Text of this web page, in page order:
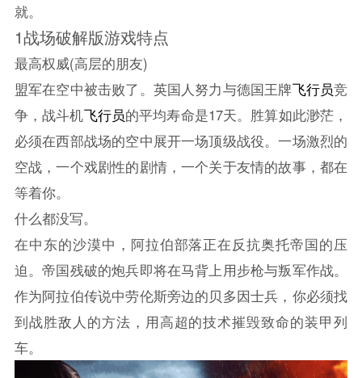
就。
1战场破解版游戏特点
最高权威(高层的朋友)
盟军在空中被击败了。英国人努力与德国王牌飞行员竞
争，战斗机飞行员的平均寿命是17天。胜算如此渺茫，
必须在西部战场的空中展开一场顶级战役。一场激烈的
空战，一个戏剧性的剧情，一个关于友情的故事，都在
等着你。
什么都没写。
在中东的沙漠中，阿拉伯部落正在反抗奥托帝国的压
迫。帝国残破的炮兵即将在马背上用步枪与叛军作战。
作为阿拉伯传说中劳伦斯旁边的贝多因士兵，你必须找
到战胜敌人的方法，用高超的技术摧毁致命的装甲列
车。